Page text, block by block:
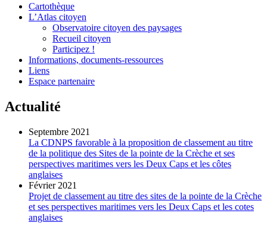
Cartothèque
L’Atlas citoyen
Observatoire citoyen des paysages
Recueil citoyen
Participez !
Informations, documents-ressources
Liens
Espace partenaire
Actualité
Septembre 2021
La CDNPS favorable à la proposition de classement au titre
de la politique des Sites de la pointe de la Crèche et ses
perspectives maritimes vers les Deux Caps et les côtes
anglaises
Février 2021
Projet de classement au titre des sites de la pointe de la Crèche
et ses perspectives maritimes vers les Deux Caps et les cotes
anglaises